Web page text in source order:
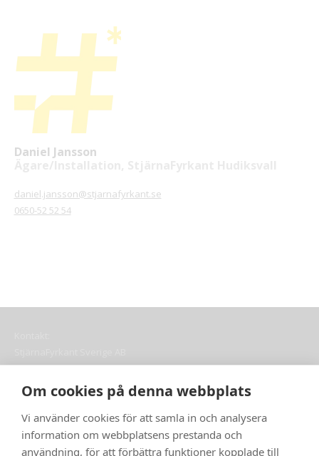
Om cookies på denna webbplats
Vi använder cookies för att samla in och analysera
information om webbplatsens prestanda och
användning, för att förbättra funktioner kopplade till
Daniel Jansson
daniel.jansson@stjarnafyrkant.se
0650-52 52 54
Adress: Djäknegatan 16, 211 35 Malmö
Telefon:
010 – 40 50 660
info@stjarnafyrkant.se
Snabblänkar:
Om